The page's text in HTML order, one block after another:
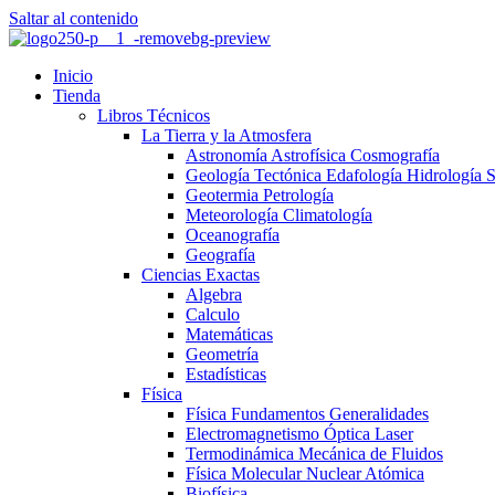
Saltar al contenido
Inicio
Tienda
Libros Técnicos
La Tierra y la Atmosfera
Astronomía Astrofísica Cosmografía
Geología Tectónica Edafología Hidrología
Geotermia Petrología
Meteorología Climatología
Oceanografía
Geografía
Ciencias Exactas
Algebra
Calculo
Matemáticas
Geometría
Estadísticas
Física
Física Fundamentos Generalidades
Electromagnetismo Óptica Laser
Termodinámica Mecánica de Fluidos
Física Molecular Nuclear Atómica